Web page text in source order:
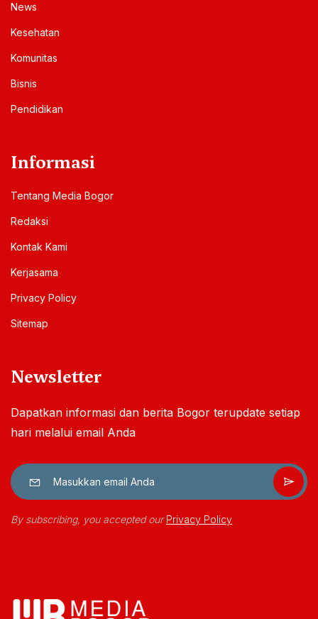
News
Kesehatan
Komunitas
Bisnis
Pendidikan
Informasi
Tentang Media Bogor
Redaksi
Kontak Kami
Kerjasama
Privacy Policy
Sitemap
Newsletter
Dapatkan informasi dan berita Bogor terupdate setiap
hari melalui email Anda
By subscribing, you accepted ourPrivacy Policy